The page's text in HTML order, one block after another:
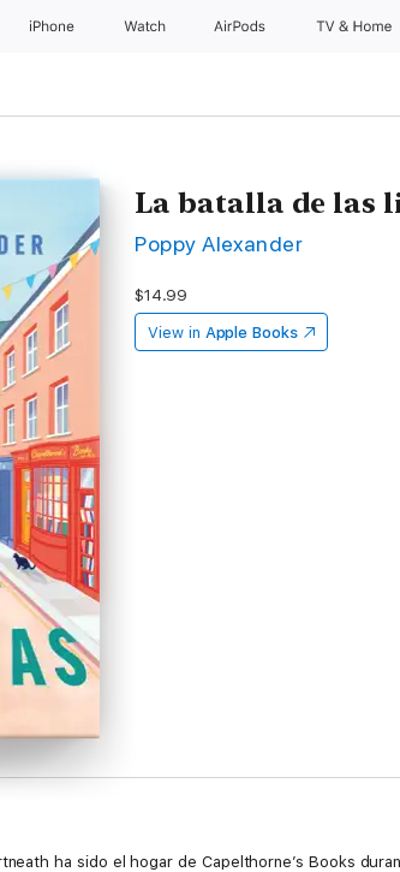
iPhone Watch AirPods TV & Home
La batalla de las
Poppy Alexander
$14.99
View in Apple Books
ha sido el hogar de Capelthorne’s Books